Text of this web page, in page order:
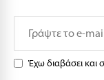
Έχω διαβάσει